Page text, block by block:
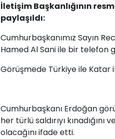
İletişim Başkanlığının
paylaşıldı:
Cumhurbaşkanımız Sayın
Hamed Al Sani ile bir telefon
Görüşmede Türkiye ile Katar
Cumhurbaşkanı Erdoğan
her türlü saldırıyı
olacağını ifade etti.